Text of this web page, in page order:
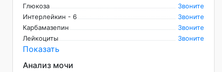
Глюкоза
Звоните
Интерлейкин - 6
Звоните
Карбамазепин
Звоните
Лейкоциты
Звоните
Показать
Анализ мочи